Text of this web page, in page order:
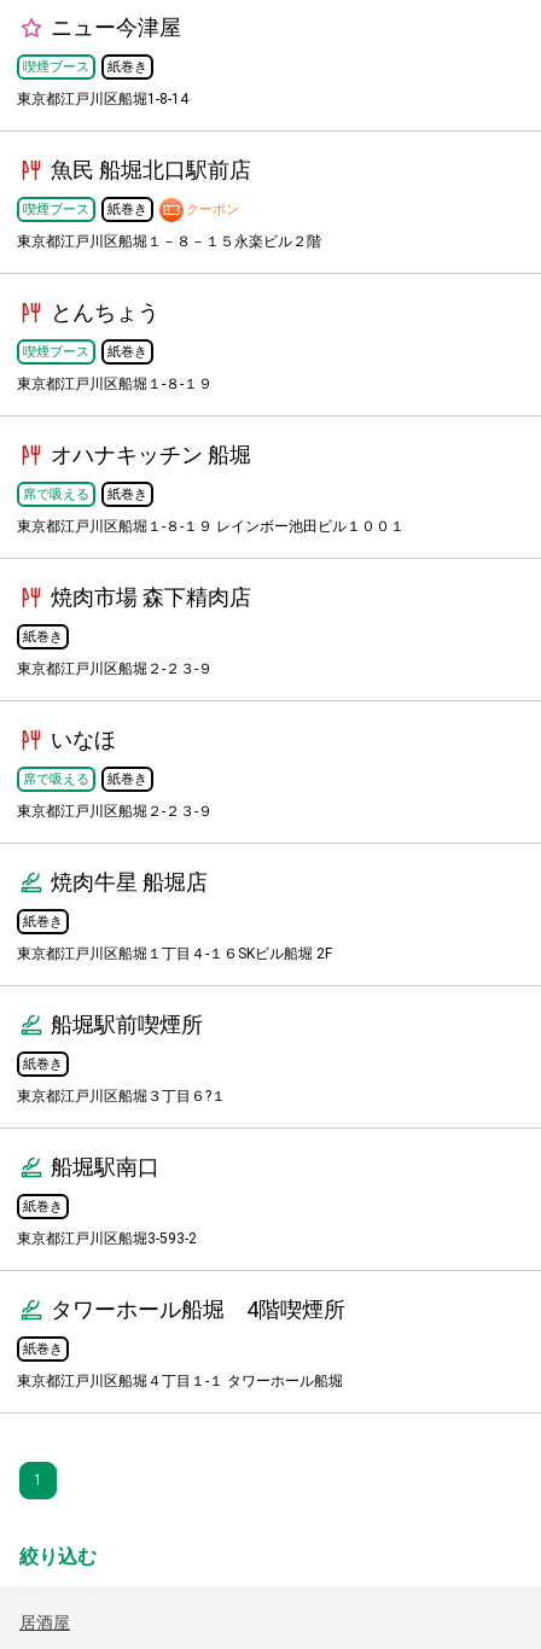
ニュー今津屋
喫煙ブース 紙巻き
東京都江戸川区船堀1-8-14
魚民 船堀北口駅前店
喫煙ブース 紙巻き クーポン
東京都江戸川区船堀１－８－１５永楽ビル２階
とんちょう
喫煙ブース 紙巻き
東京都江戸川区船堀１-８-１９
オハナキッチン 船堀
席で吸える 紙巻き
東京都江戸川区船堀１-８-１９ レインボー池田ビル１００１
焼肉市場 森下精肉店
紙巻き
東京都江戸川区船堀２-２３-９
いなほ
席で吸える 紙巻き
東京都江戸川区船堀２-２３-９
焼肉牛星 船堀店
紙巻き
東京都江戸川区船堀１丁目４-１６SKビル船堀 2F
船堀駅前喫煙所
紙巻き
東京都江戸川区船堀３丁目６?１
船堀駅南口
紙巻き
東京都江戸川区船堀3‐593‐2
タワーホール船堀 4階喫煙所
紙巻き
東京都江戸川区船堀４丁目１-１ タワーホール船堀
1
絞り込む
居酒屋